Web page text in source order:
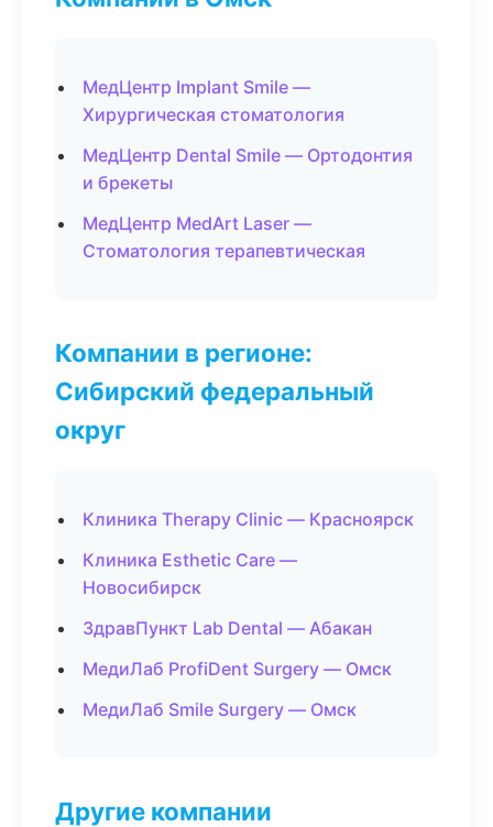
МедЦентр Implant Smile —
Хирургическая стоматология
МедЦентр Dental Smile — Ортодонтия
и брекеты
МедЦентр MedArt Laser —
Стоматология терапевтическая
Компании в регионе:
Сибирский федеральный
округ
Клиника Therapy Clinic — Красноярск
Клиника Esthetic Care —
Новосибирск
ЗдравПункт Lab Dental — Абакан
МедиЛаб ProfiDent Surgery — Омск
МедиЛаб Smile Surgery — Омск
Другие компании